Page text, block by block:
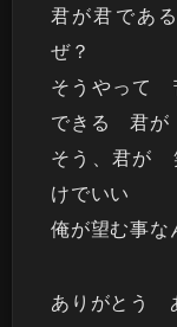
君が君であ
ぜ？
そうやって
できる 君
そう、君が
けでいい
俺が望む事な
ありがとう